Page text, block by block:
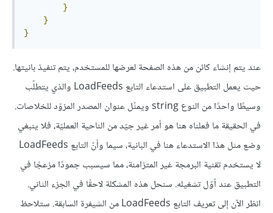
}
}
}
عند يتم إنشاء كائن من هذه الصفحة لعرضها للمستخدم، يتم تنفيذ بانيتها.
حيث يعمل التطبيق على استدعاء التابع LoadFeeds والذي يتطلّب
وسيطًا واحدًا من النوع string ويمثّل عنوان المصدر المزوّد للخلاصات.
في الحقيقة ما فعلناه هنا هو أمر غير جيّد من الناحية العمليّة، فلا ينبغي
وضع مثل هذا الاستدعاء هنا في البانية، سيما وأنّ التابع LoadFeeds
لا يستخدم تقنية البرمجة غير المتزامنة، مما سيسبب جمودًا مزعجًا في
التطبيق عند أوّل تشغيله. سنحل هذه المشكلة لاحقًا في الجزء الثاني.
انظر الآن إلى تعريف التابع LoadFeeds من الشيفرة السابقة. ستلاحظ